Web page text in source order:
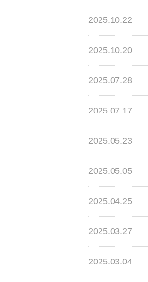
2025.10.22
2025.10.20
2025.07.28
2025.07.17
2025.05.23
2025.05.05
2025.04.25
2025.03.27
2025.03.04